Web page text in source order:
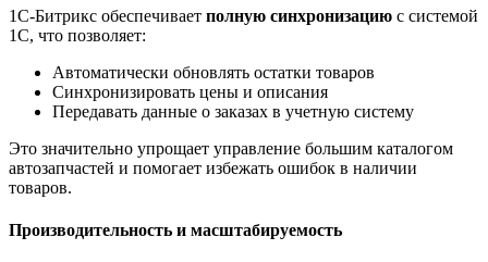
1С-Битрикс обеспечивает полную синхронизацию с системой
1С, что позволяет:
Автоматически обновлять остатки товаров
Синхронизировать цены и описания
Передавать данные о заказах в учетную систему
Это значительно упрощает управление большим каталогом
автозапчастей и помогает избежать ошибок в наличии
товаров.
Производительность и масштабируемость